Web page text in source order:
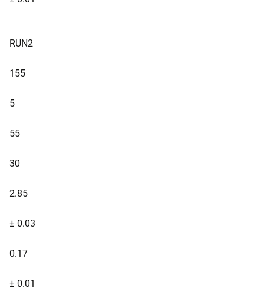
RUN2
155
5
55
30
2.85
± 0.03
0.17
± 0.01